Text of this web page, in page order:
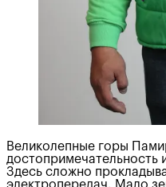
Великолепные горы
достопримечательность
Здесь сложно
электропередач. Мало